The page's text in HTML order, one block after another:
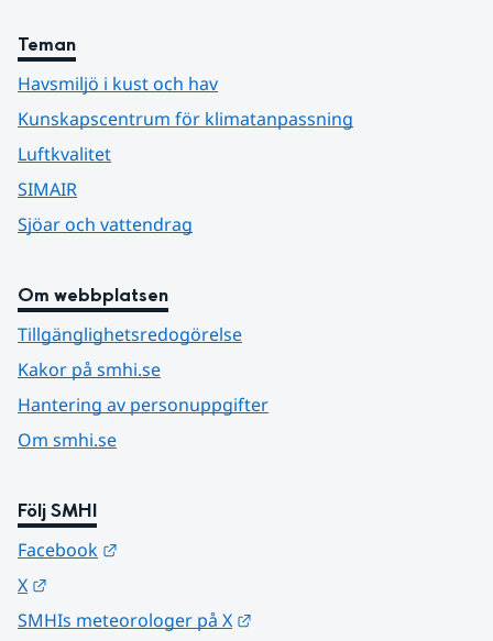
Teman
Havsmiljö i kust och hav
Kunskapscentrum för klimatanpassning
Luftkvalitet
SIMAIR
Sjöar och vattendrag
Om webbplatsen
Tillgänglighetsredogörelse
Kakor på smhi.se
Hantering av personuppgifter
Om smhi.se
Följ SMHI
Facebook
X
SMHIs meteorologer på X